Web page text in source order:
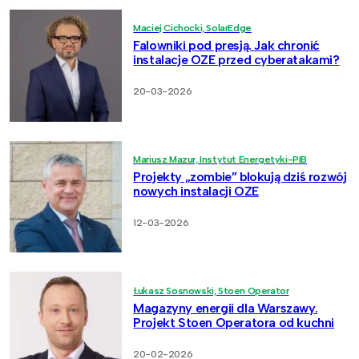
Maciej Cichocki, SolarEdge
Falowniki pod presją. Jak chronić
instalacje OZE przed cyberatakami?
20-03-2026
Mariusz Mazur, Instytut Energetyki-PIB
Projekty „zombie” blokują dziś rozwój
nowych instalacji OZE
12-03-2026
Łukasz Sosnowski, Stoen Operator
Magazyny energii dla Warszawy.
Projekt Stoen Operatora od kuchni
20-02-2026